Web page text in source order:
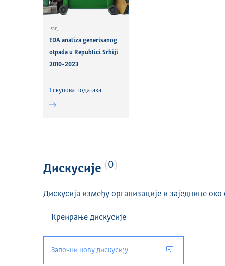
Рад
EDA analiza generisanog
otpada u Republici Srbiji
2010-2023
1 скуповa података
Дискусије 0
Дискусија између организације и заједнице око
Започни нову дискусију